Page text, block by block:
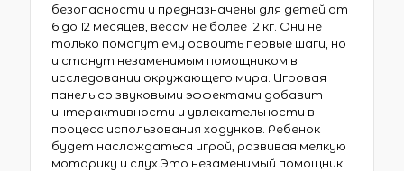
безопасности и предназначены для детей от
6 до 12 месяцев, весом не более 12 кг. Они не
только помогут ему освоить первые шаги, но
и станут незаменимым помощником в
исследовании окружающего мира. Игровая
панель со звуковыми эффектами добавит
интерактивности и увлекательности в
процесс использования ходунков. Ребенок
будет наслаждаться игрой, развивая мелкую
моторику и слух.Это незаменимый помощник